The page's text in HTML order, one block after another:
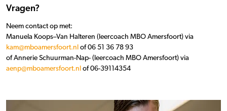
Vragen?
Neem contact op met:
Manuela Koops–Van Halteren (leercoach MBO Amersfoort) via
kam@mboamersfoort.nl of 06 51 36 78 93
of Annerie Schuurman-Nap- (leercoach MBO Amersfoort) via
aenp@mboamersfoort.nl of 06-39114354